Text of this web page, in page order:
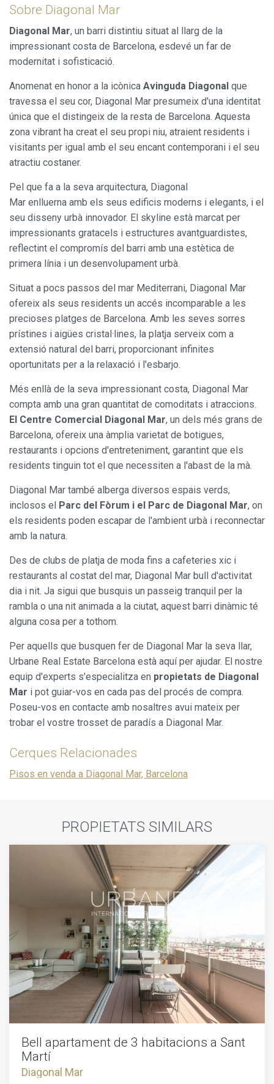
Sobre Diagonal Mar
Diagonal Mar, un barri distintiu situat al llarg de la
impressionant costa de Barcelona, esdevé un far de
modernitat i sofisticació.
Anomenat en honor a la icònica Avinguda Diagonal que
travessa el seu cor, Diagonal Mar presumeix d'una identitat
única que el distingeix de la resta de Barcelona. Aquesta
zona vibrant ha creat el seu propi niu, atraient residents i
visitants per igual amb el seu encant contemporani i el seu
atractiu costaner.
Pel que fa a la seva arquitectura, Diagonal
Mar enlluerna amb els seus edificis moderns i elegants, i el
seu disseny urbà innovador. El skyline està marcat per
impressionants gratacels i estructures avantguardistes,
reflectint el compromís del barri amb una estètica de
primera línia i un desenvolupament urbà.
Situat a pocs passos del mar Mediterrani, Diagonal Mar
ofereix als seus residents un accés incomparable a les
precioses platges de Barcelona. Amb les seves sorres
prístines i aigües cristal·lines, la platja serveix com a
extensió natural del barri, proporcionant infinites
oportunitats per a la relaxació i l'esbarjo.
Més enllà de la seva impressionant costa, Diagonal Mar
compta amb una gran quantitat de comoditats i atraccions.
El Centre Comercial Diagonal Mar, un dels més grans de
Barcelona, ofereix una àmplia varietat de botigues,
restaurants i opcions d'entreteniment, garantint que els
residents tinguin tot el que necessiten a l'abast de la mà.
Diagonal Mar també alberga diversos espais verds,
inclosos el Parc del Fòrum i el Parc de Diagonal Mar, on
els residents poden escapar de l'ambient urbà i reconnectar
amb la natura.
Des de clubs de platja de moda fins a cafeteries xic i
restaurants al costat del mar, Diagonal Mar bull d'activitat
dia i nit. Ja sigui que busquis un passeig tranquil per la
rambla o una nit animada a la ciutat, aquest barri dinàmic té
alguna cosa per a tothom.
Per aquells que busquen fer de Diagonal Mar la seva llar,
Urbane Real Estate Barcelona està aquí per ajudar. El nostre
equip d'experts s'especialitza en propietats de Diagonal
Mar i pot guiar-vos en cada pas del procés de compra.
Poseu-vos en contacte amb nosaltres avui mateix per
trobar el vostre trosset de paradís a Diagonal Mar.
Cerques Relacionades
Pisos en venda a Diagonal Mar, Barcelona
PROPIETATS SIMILARS
Bell apartament de 3 habitacions a Sant
Martí
Diagonal Mar